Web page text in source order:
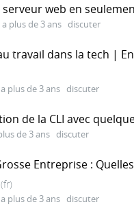
web en
a plus de 3 ans discuter
travail dans la tech |
plus de 3 ans discuter
de la CLI avec
de 3 ans discuter
Entreprise :
(fr)
plus de 3 ans discuter